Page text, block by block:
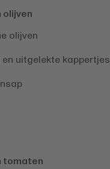
olijven
olijven
en uitgelekte kappertjes
tomaten